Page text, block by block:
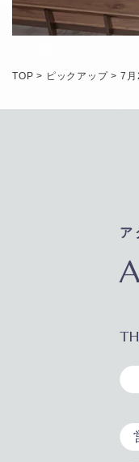
TOP > ピックアップ>7月
ア